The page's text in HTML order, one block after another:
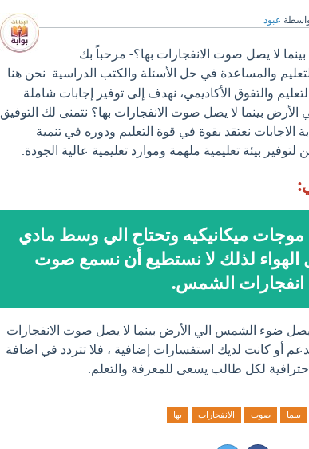
عبود
لا يصل صوت الانفجارات بها؟- مرحباً بك
والمساعدة في حل الأسئلة والكتب الدراسية. نحن هنا
والتفوق الأكاديمي، نهدف إلى توفير إجابات شاملة
بينما لا يصل صوت الانفجارات بها؟ نتمنى لك التوفيق
الاجابات نعتقد بقوة في قوة التعليم ودوره في تنمية
بيئة تعليمية ملهمة وموارد تعليمية عالية الجودة.
ميكانيكيه وتحتاح الي وسط مادي
الهواء لذلك لا نستطيع أن نسمع صوت
انفجارات الشمس.
ضوء الشمس الي الأرض بينما لا يصل صوت الانفجارات
أو كانت لديك استفسارات إضافية ، فلا تتردد في اضافة
لكل طالب يسعى للمعرفة والتعلم.
بينما صوت الانفجارات بها